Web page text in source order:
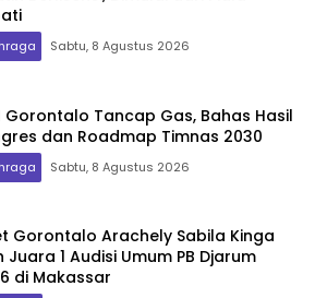
Sabtu, 8 Agustus 2026
Gorontalo Tancap Gas, Bahas Hasil
dan Roadmap Timnas 2030
Sabtu, 8 Agustus 2026
Gorontalo Arachely Sabila Kinga
Juara 1 Audisi Umum PB Djarum
di Makassar